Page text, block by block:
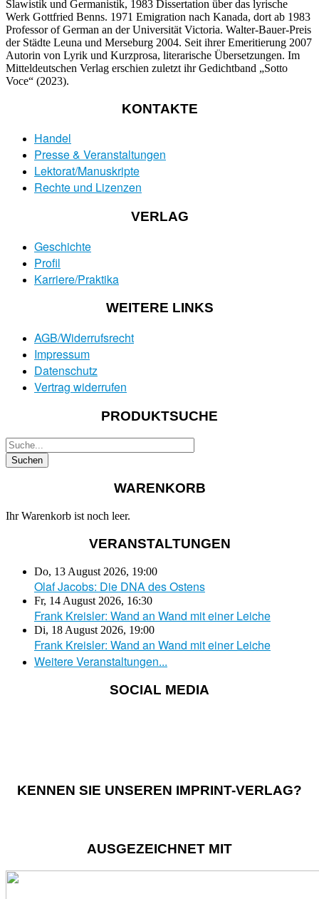
Slawistik und Germanistik, 1983 Dissertation über das lyrische
Werk Gottfried Benns. 1971 Emigration nach Kanada, dort ab 1983
Professor of German an der Universität Victoria. Walter-Bauer-Preis
der Städte Leuna und Merseburg 2004. Seit ihrer Emeritierung 2007
Autorin von Lyrik und Kurzprosa, literarische Übersetzungen. Im
Mitteldeutschen Verlag erschien zuletzt ihr Gedichtband „Sotto
Voce“ (2023).
KONTAKTE
Handel
Presse & Veranstaltungen
Lektorat/Manuskripte
Rechte und Lizenzen
VERLAG
Geschichte
Profil
Karriere/Praktika
WEITERE LINKS
AGB/Widerrufsrecht
Impressum
Datenschutz
Vertrag widerrufen
PRODUKTSUCHE
WARENKORB
Ihr Warenkorb ist noch leer.
VERANSTALTUNGEN
Do, 13 August 2026, 19:00
Olaf Jacobs: Die DNA des Ostens
Fr, 14 August 2026, 16:30
Frank Kreisler: Wand an Wand mit einer Leiche
Di, 18 August 2026, 19:00
Frank Kreisler: Wand an Wand mit einer Leiche
Weitere Veranstaltungen...
SOCIAL MEDIA
KENNEN SIE UNSEREN IMPRINT-VERLAG?
AUSGEZEICHNET MIT